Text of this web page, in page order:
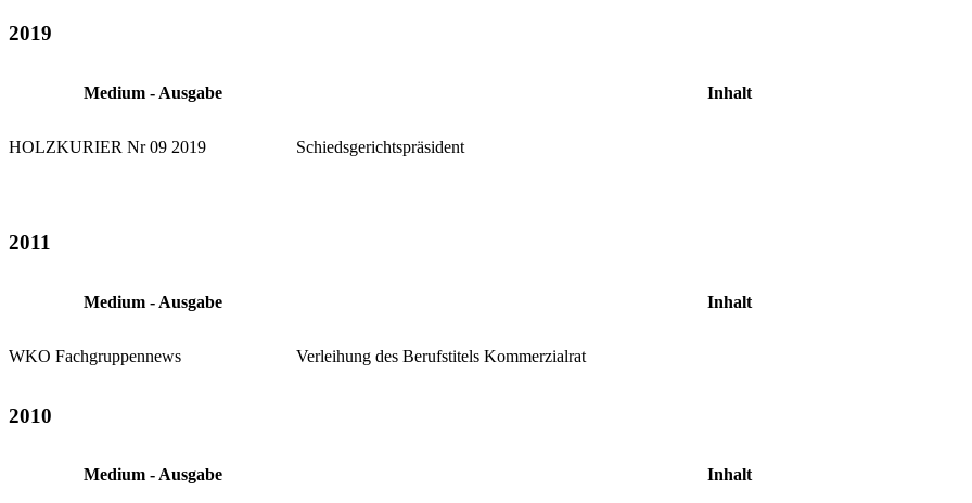
2019
Medium - Ausgabe Inhalt
HOLZKURIER Nr 09 2019 Schiedsgerichtspräsident
2011
Medium - Ausgabe Inhalt
WKO Fachgruppennews Verleihung des Berufstitels Kommerzialrat
2010
Medium - Ausgabe Inhalt